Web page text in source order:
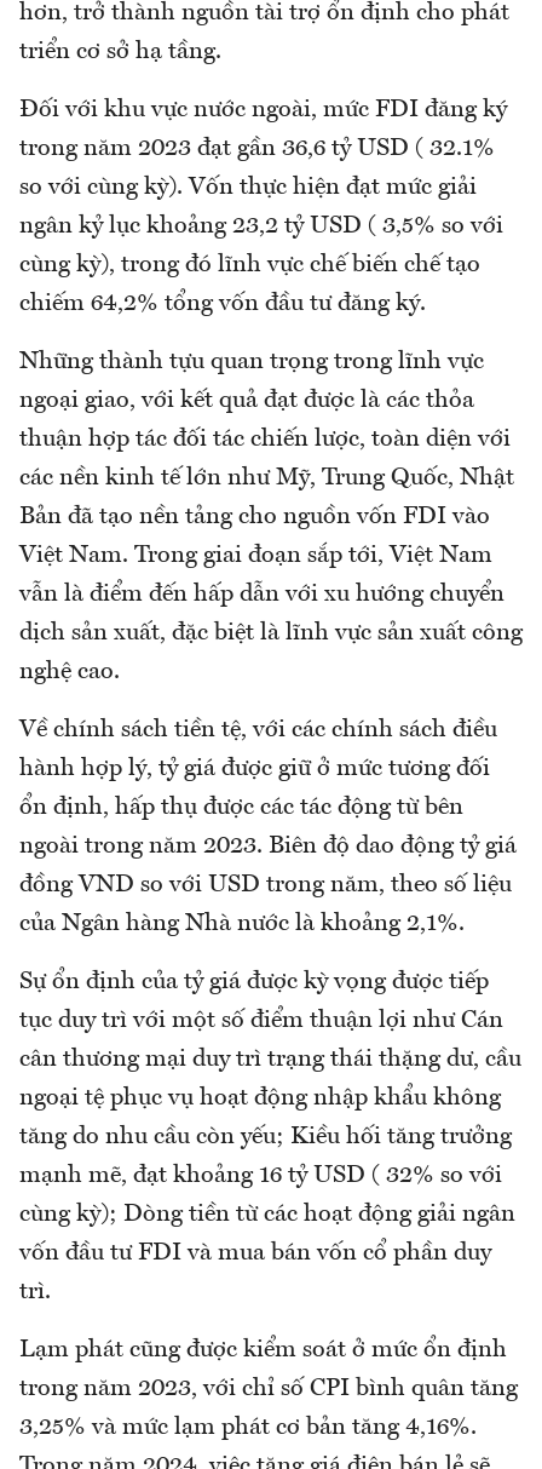
hơn, trở thành nguồn tài trợ ổn định cho phát
triển cơ sở hạ tầng.
Đối với khu vực nước ngoài, mức FDI đăng ký
trong năm 2023 đạt gần 36,6 tỷ USD ( 32.1%
so với cùng kỳ). Vốn thực hiện đạt mức giải
ngân kỷ lục khoảng 23,2 tỷ USD ( 3,5% so với
cùng kỳ), trong đó lĩnh vực chế biến chế tạo
chiếm 64,2% tổng vốn đầu tư đăng ký.
Những thành tựu quan trọng trong lĩnh vực
ngoại giao, với kết quả đạt được là các thỏa
thuận hợp tác đối tác chiến lược, toàn diện với
các nền kinh tế lớn như Mỹ, Trung Quốc, Nhật
Bản đã tạo nền tảng cho nguồn vốn FDI vào
Việt Nam. Trong giai đoạn sắp tới, Việt Nam
vẫn là điểm đến hấp dẫn với xu hướng chuyển
dịch sản xuất, đặc biệt là lĩnh vực sản xuất công
nghệ cao.
Về chính sách tiền tệ, với các chính sách điều
hành hợp lý, tỷ giá được giữ ở mức tương đối
ổn định, hấp thụ được các tác động từ bên
ngoài trong năm 2023. Biên độ dao động tỷ giá
đồng VND so với USD trong năm, theo số liệu
của Ngân hàng Nhà nước là khoảng 2,1%.
Sự ổn định của tỷ giá được kỳ vọng được tiếp
tục duy trì với một số điểm thuận lợi như Cán
cân thương mại duy trì trạng thái thặng dư, cầu
ngoại tệ phục vụ hoạt động nhập khẩu không
tăng do nhu cầu còn yếu; Kiều hối tăng trưởng
mạnh mẽ, đạt khoảng 16 tỷ USD ( 32% so với
cùng kỳ); Dòng tiền từ các hoạt động giải ngân
vốn đầu tư FDI và mua bán vốn cổ phần duy
trì.
Lạm phát cũng được kiểm soát ở mức ổn định
trong năm 2023, với chỉ số CPI bình quân tăng
3,25% và mức lạm phát cơ bản tăng 4,16%.